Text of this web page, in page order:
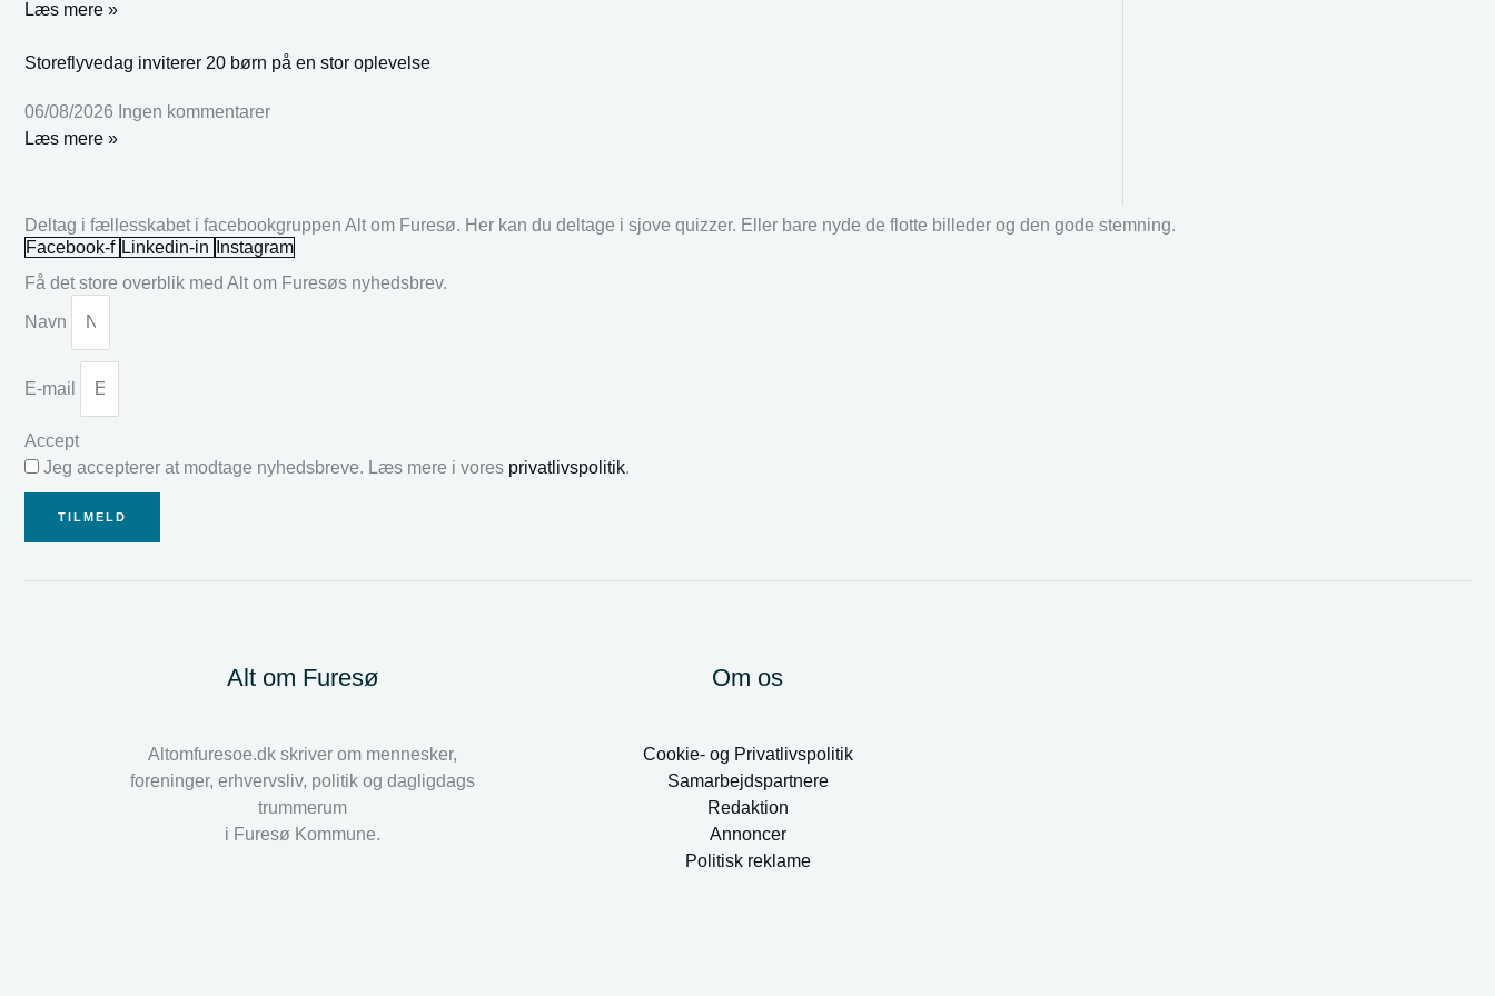
Læs mere »
Storeflyvedag inviterer 20 børn på en stor oplevelse
06/08/2026 Ingen kommentarer
Læs mere »
Deltag i fællesskabet i facebookgruppen Alt om Furesø. Her kan du deltage i sjove quizzer. Eller bare nyde de flotte billeder og den gode stemning.
Facebook-f Linkedin-in
Instagram
Få det store overblik med Alt om Furesøs nyhedsbrev.
Navn
E-mail
Accept
Jeg accepterer at modtage nyhedsbreve. Læs mere i vores privatlivspolitik.
TILMELD
Alt om Furesø
Altomfuresoe.dk skriver om mennesker,
foreninger, erhvervsliv, politik og dagligdags
trummerum
i Furesø Kommune.
Om os
Cookie- og Privatlivspolitik
Samarbejdspartnere
Redaktion
Annoncer
Politisk reklame